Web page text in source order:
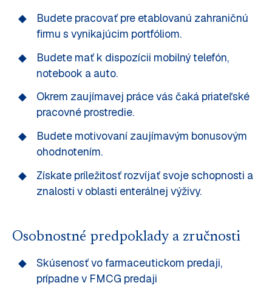
Budete pracovať pre etablovanú zahraničnú
firmu s vynikajúcim portfóliom.
Budete mať k dispozícii mobilný telefón,
notebook a auto.
Okrem zaujímavej práce vás čaká priateľské
pracovné prostredie.
Budete motivovaní zaujímavým bonusovým
ohodnotením.
Získate príležitosť rozvíjať svoje schopnosti a
znalosti v oblasti enterálnej výživy.
Osobnostné predpoklady a zručnosti
Skúsenosť vo farmaceutickom predaji,
prípadne v FMCG predaji